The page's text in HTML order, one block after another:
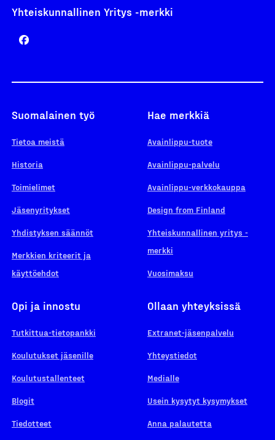
Yhteiskunnallinen Yritys -merkki
Suomalainen työ
Tietoa meistä
Historia
Toimielimet
Jäsenyritykset
Yhdistyksen säännöt
Merkkien kriteerit ja
käyttöehdot
Hae merkkiä
Avainlippu-tuote
Avainlippu-palvelu
Avainlippu-verkkokauppa
Design from Finland
Yhteiskunnallinen yritys -
merkki
Vuosimaksu
Opi ja innostu
Tutkittua-tietopankki
Koulutukset jäsenille
Koulutustallenteet
Blogit
Tiedotteet
Ollaan yhteyksissä
Extranet-jäsenpalvelu
Yhteystiedot
Medialle
Usein kysytyt kysymykset
Anna palautetta